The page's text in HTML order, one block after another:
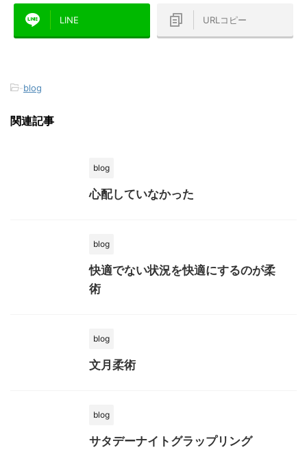
LINE URLコピー
-blog
関連記事
blog
心配していなかった
blog
快適でない状況を快適にするのが柔
術
blog
文月柔術
blog
サタデーナイトグラップリング